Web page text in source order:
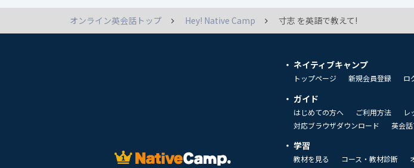
オンライン英会話トップ Hey! Native Camp 寸志 を英語で教えて!
ネイティブキャンプ
トップページ 新規会員登録 ロ
ガイド
はじめての方へ ご利用方法 レ
対応ブラウザダウンロード
英会
学習
教材を見る コース・教材診断